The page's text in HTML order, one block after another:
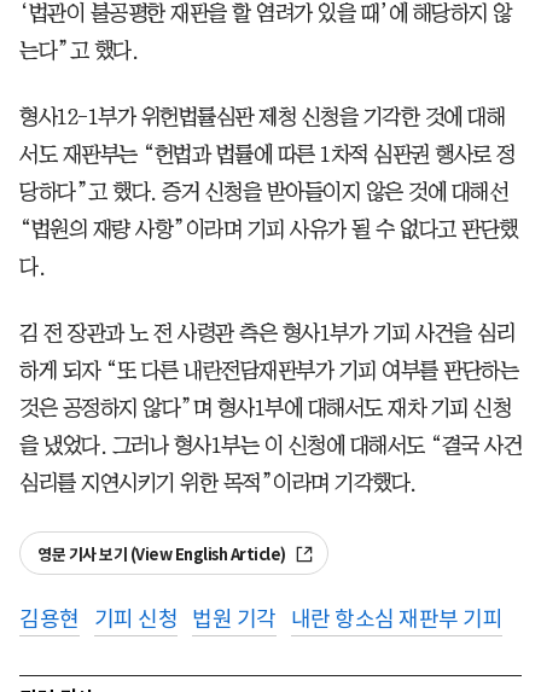
‘법관이 불공평한 재판을 할 염려가 있을 때’에 해당하지 않
는다”고 했다.
형사12-1부가 위헌법률심판 제청 신청을 기각한 것에 대해
서도 재판부는 “헌법과 법률에 따른 1차적 심판권 행사로 정
당하다”고 했다. 증거 신청을 받아들이지 않은 것에 대해선
“법원의 재량 사항”이라며 기피 사유가 될 수 없다고 판단했
다.
김 전 장관과 노 전 사령관 측은 형사1부가 기피 사건을 심리
하게 되자 “또 다른 내란전담재판부가 기피 여부를 판단하는
것은 공정하지 않다”며 형사1부에 대해서도 재차 기피 신청
을 냈었다. 그러나 형사1부는 이 신청에 대해서도 “결국 사건
심리를 지연시키기 위한 목적”이라며 기각했다.
영문 기사 보기 (View English Article)
김용현 기피 신청 법원 기각 내란 항소심 재판부 기피